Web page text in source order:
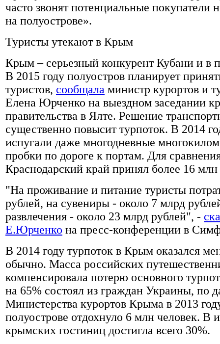
часто звонят потенциальные покупатели
на полуострове».
Туристы утекают в Крым
Крым – серьезный конкурент Кубани и в
В 2015 году полуостров планирует
туристов, сообщала министр курортов и
Елена Юрченко на выездном заседании
правительства в Ялте. Решение
существенно повысит турпоток. В 2014
испугали даже многодневные
пробки по дороге к портам. Для
Краснодарский край принял более 16 млн
"На проживание и питание туристы
рублей, на сувениры - около 7 млрд
развлечения - около 23 млрд рублей", -
Е.Юрченко на пресс-конференции в
В 2014 году турпоток в Крым оказался
обычно. Масса российских
компенсировала потерю основного
на 65% состоял из граждан Украины, по
Министерства курортов Крыма в 2013
полуострове отдохнуло 6 млн человек. В
крымских гостиниц достигла всего 30%.